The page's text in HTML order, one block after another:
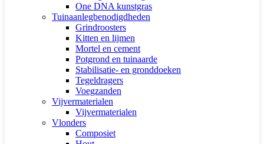
One DNA kunstgras
Tuinaanlegbenodigdheden
Grindroosters
Kitten en lijmen
Mortel en cement
Potgrond en tuinaarde
Stabilisatie- en gronddoeken
Tegeldragers
Voegzanden
Vijvermaterialen
Vijvermaterialen
Vlonders
Composiet